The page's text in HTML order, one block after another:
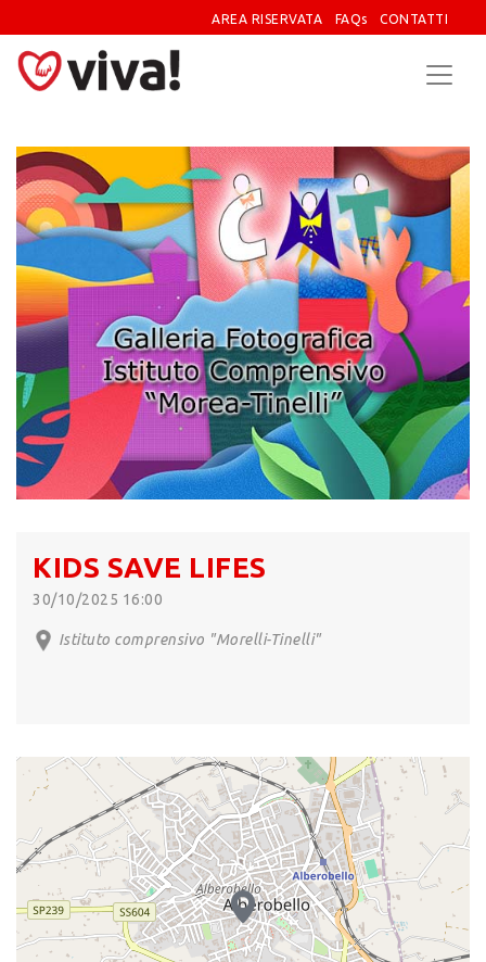
AREA RISERVATA FAQs CONTATTI
KIDS SAVE LIFES
30/10/2025 16:00
Istituto comprensivo "Morelli-Tinelli"